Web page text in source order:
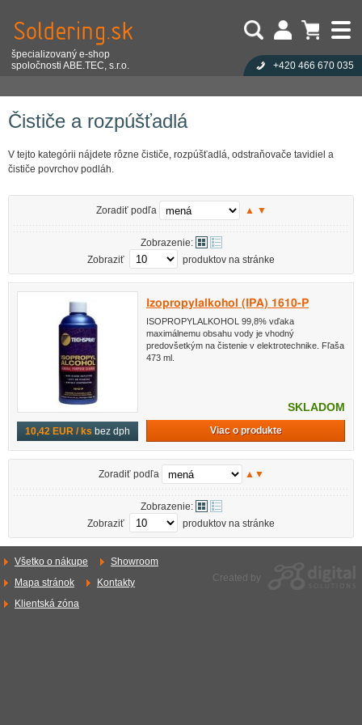
Čističe a rozpúšťadlá
V tejto kategórii nájdete rôzne čističe, rozpúšťadlá, odstraňovače tavidiel a
čističe povrchov podláh.
Zoradiť podľa ▲ ▼
Zobrazenie:
Zobraziť
produktov na stránke
10,42 EUR / ks bez dph
Izopropylalkohol (IPA) 1610-P
ISOPROPYLALKOHOL 99,8% vďaka
maximálnemu obsahu vody je vhodný
predovšetkým na čistenie v elektrotechnike. Fľaša
473 ml.
SKLADOM
Viac o produkte
Zoradiť podľa ▲ ▼
Zobrazenie:
Zobraziť
produktov na stránke
Všetko o nákupe
Showroom
Mapa stránok
Kontakty
Klientská zóna
Created by
špecializovaný e-shop
spoločnosti ABE.TEC, s.r.o.
+420 466 670 035
Počet produktov:0
Cena celkom:
Heslo:
Zabudli ste heslo?
Nová registrace